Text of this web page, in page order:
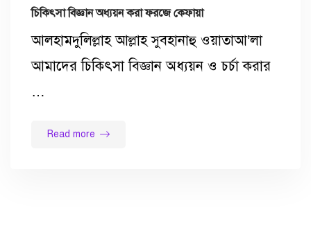
চিকিৎসা বিজ্ঞান অধ্যয়ন করা ফরজে কেফায়া
আলহামদুলিল্লাহ আল্লাহ সুবহানাহু ওয়াতাআ’লা
আমাদের চিকিৎসা বিজ্ঞান অধ্যয়ন ও চর্চা করার
…
Read more